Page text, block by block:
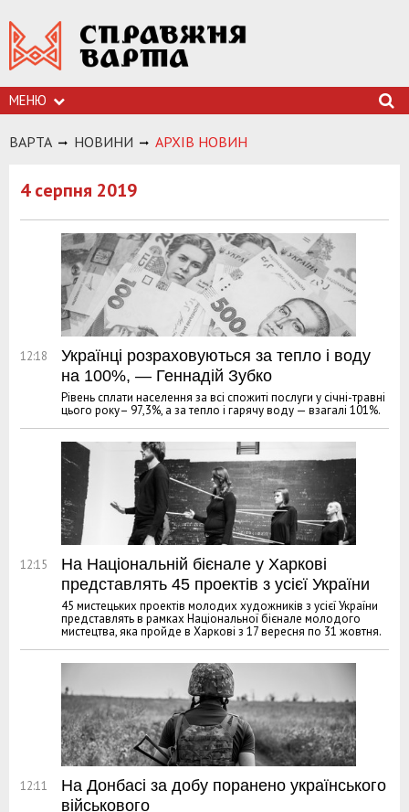
МЕНЮ
ВАРТА НОВИНИ АРХIВ НОВИН
4 серпня 2019
12:18
Українці розраховуються за тепло і воду
на 100%, — Геннадій Зубко
Рівень сплати населення за всі спожиті послуги у січні-травні
цього року– 97,3%, а за тепло і гарячу воду — взагалі 101%.
12:15
На Національній бієнале у Харкові
представлять 45 проектів з усієї України
45 мистецьких проектів молодих художників з усієї України
представлять в рамках Національної бієнале молодого
мистецтва, яка пройде в Харкові з 17 вересня по 31 жовтня.
12:11
На Донбасі за добу поранено українського
військового